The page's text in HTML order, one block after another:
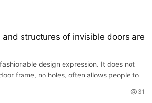
and structures of invisible doors are
design expression. It does not
frame, no holes, often allows people to
31